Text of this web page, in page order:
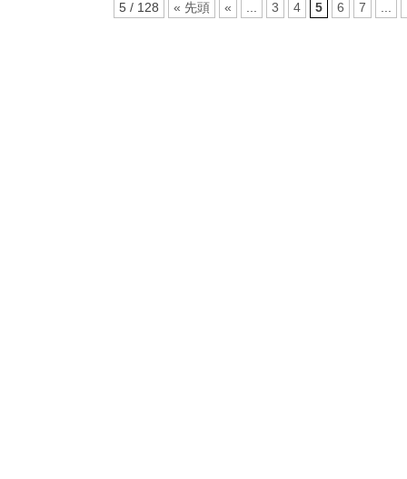
5 / 128 « 先頭 « ... 3 4 5 6 7 ...